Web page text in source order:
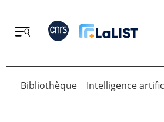
Retour
Retour
Bibliothèque Intelligence